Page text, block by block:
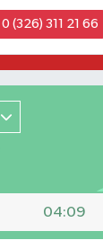
0 (326) 311 21 66
04:09